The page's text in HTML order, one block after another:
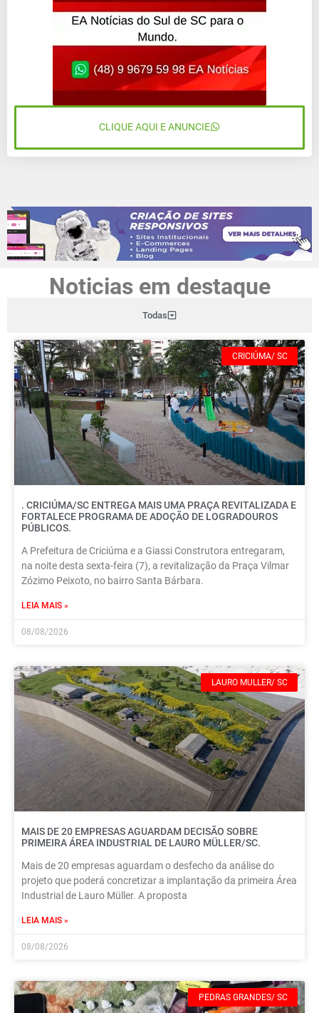
CLIQUE AQUI E ANUNCIE
Noticias em destaque
Todas
CRICIÚMA/ SC
. CRICIÚMA/SC ENTREGA MAIS UMA PRAÇA REVITALIZADA E
FORTALECE PROGRAMA DE ADOÇÃO DE LOGRADOUROS
PÚBLICOS.
A Prefeitura de Criciúma e a Giassi Construtora entregaram,
na noite desta sexta-feira (7), a revitalização da Praça Vilmar
Zózimo Peixoto, no bairro Santa Bárbara.
LEIA MAIS »
08/08/2026
LAURO MULLER/ SC
MAIS DE 20 EMPRESAS AGUARDAM DECISÃO SOBRE
PRIMEIRA ÁREA INDUSTRIAL DE LAURO MÜLLER/SC.
Mais de 20 empresas aguardam o desfecho da análise do
projeto que poderá concretizar a implantação da primeira Área
Industrial de Lauro Müller. A proposta
LEIA MAIS »
08/08/2026
PEDRAS GRANDES/ SC